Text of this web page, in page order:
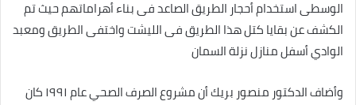
الوسطى استخدام أحجار الطريق الصاعد فى بناء أهراماتهم حيث تم
الكشف عن بقايا كتل هذا الطريق فى الليشت واختفى الطريق ومعبد
الوادي أسفل منازل نزلة السمان
وأضاف الدكتور منصور بريك أن مشروع الصرف الصحي عام ١٩٩١ كان